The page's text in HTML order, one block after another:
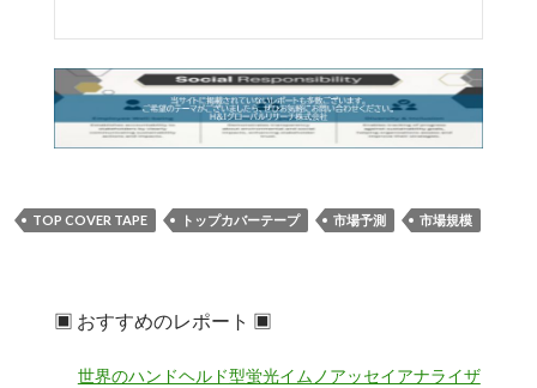
TOP COVER TAPE トップカバーテープ 市場予測 市場規模
▣ おすすめのレポート ▣
世界のハンドヘルド型蛍光イムノアッセイアナライザ